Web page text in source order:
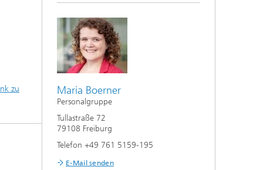
zu Maria Boerner
Personalgruppe
Tullastraße 72
79108 Freiburg
Telefon +49 761 5159-195
E-Mail senden